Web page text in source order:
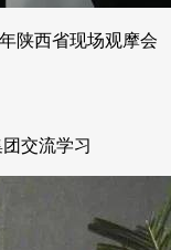
陕西省现场观摩会
交流学习